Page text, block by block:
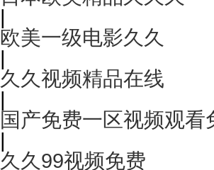
|
欧美一级电影久久
|
久久视频精品在线
|
国产免费一区视频观看
|
久久99视频免费